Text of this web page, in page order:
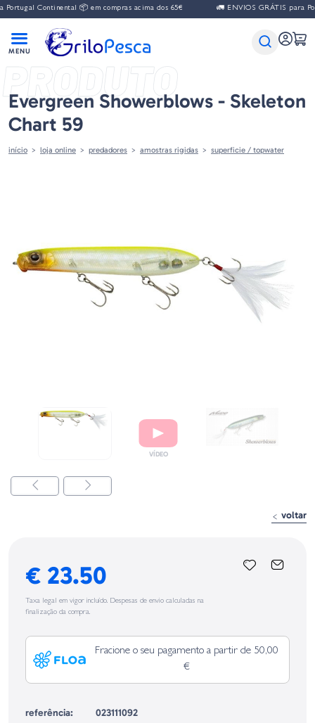
Continental 📦 em compras acima dos 65€ 🚛 ENVIOS GRÁTIS para
PRODUTO
Evergreen Showerblows - Skeleton
Chart 59
início loja online predadores amostras rigidas superficie / topwater
voltar
€ 23.50
Taxa legal em vigor incluído. Despesas de envio calculadas na
finalização da compra.
Fracione o seu pagamento a partir de 50,00
€
referência:
023111092